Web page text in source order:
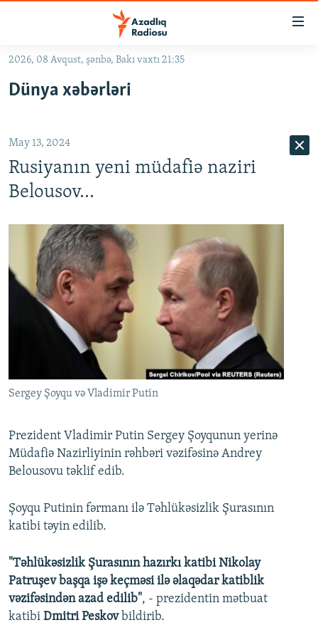
Əsas
qayıt
qayıt
Axtarışa
keç
#İZAHLA
#ƏSLINDƏ
FƏRQƏ BAX
ARAŞDIRMA
MULTIMEDIA
VIDEO
FOTOQALEREYA
İNFOQRAFIKA
RADIO ARXIV
OXU ZALI
AZƏRBAYCAN ƏDƏBIYYATI KITABXANASI
İSLAM VƏ DEMOKRATIYA
HAQQIMIZDA
MISSIYAMIZ
PEŞƏ ETIKASI VƏ JURNALISTIKA STANDARTLARIMIZ
BIZIMLƏ ƏLAQƏ
XƏBƏR BÜLLETENLƏRIMIZ
2026, 08 Avqust, şənbə, Bakı vaxtı 21:35
Dünya xəbərləri
May 13, 2024
Rusiyanın yeni müdafiə naziri
Belousov...
Sergey Şoyqu və Vladimir Putin
Prezident Vladimir Putin Sergey Şoyqunun yerinə
Müdafiə Nazirliyinin rəhbəri vəzifəsinə Andrey
Belousovu təklif edib.
Şoyqu Putinin fərmanı ilə Təhlükəsizlik Şurasının
katibi təyin edilib.
"Təhlükəsizlik Şurasının hazırkı katibi Nikolay
Patruşev başqa işə keçməsi ilə əlaqədar katiblik
vəzifəsindən azad edilib", - prezidentin mətbuat
katibi Dmitri Peskovbildirib.